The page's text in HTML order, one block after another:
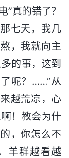
”真的错了？
七天，我几
，我就向主
的事，这到
呢？……”从
越荒凉，心
！教会为什
，你怎么不
羊群越看越